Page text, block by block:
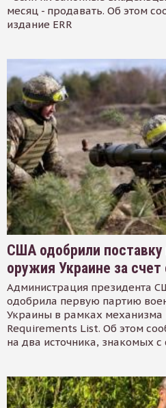
месяц - продавать. Об этом
издание ERR
США одобрили поставку
оружия Украине за
Администрация президента
одобрила первую партию
Украины в рамках
Requirements List. Об этом
на два источника, знакомых с